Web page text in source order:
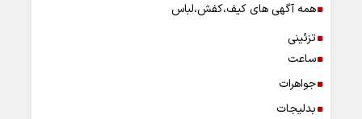
همه آگهی های کیف،کفش،لباس
تزئینی
ساعت
جواهرات
بدلیجات